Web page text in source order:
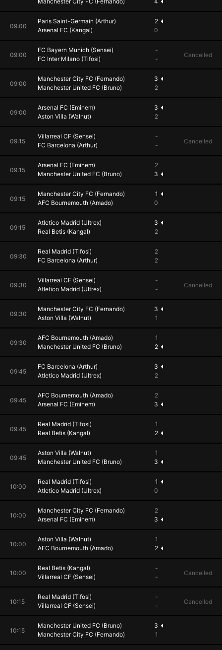
09:00
Paris Saint-Germain (Arthur)
Arsenal FC (Kangal)
2
0
09:00
FC Bayern Munich (Sensei)
FC Inter Milano (Tifosi)
-
-
Cancelled
09:00
Manchester City FC (Fernando)
Manchester United FC (Bruno)
3
2
09:00
Arsenal FC (Eminem)
Aston Villa (Walnut)
3
2
09:15
Villarreal CF (Sensei)
FC Barcelona (Arthur)
-
-
Cancelled
09:15
Arsenal FC (Eminem)
Manchester United FC (Bruno)
2
3
09:15
Manchester City FC (Fernando)
AFC Bournemouth (Amado)
1
0
09:15
Atletico Madrid (Ultrex)
Real Betis (Kangal)
3
2
09:30
Real Madrid (Tifosi)
FC Barcelona (Arthur)
2
2
09:30
Villarreal CF (Sensei)
Atletico Madrid (Ultrex)
-
-
Cancelled
09:30
Manchester City FC (Fernando)
Aston Villa (Walnut)
3
1
09:30
AFC Bournemouth (Amado)
Manchester United FC (Bruno)
1
2
09:45
FC Barcelona (Arthur)
Atletico Madrid (Ultrex)
3
2
09:45
AFC Bournemouth (Amado)
Arsenal FC (Eminem)
2
3
09:45
Real Madrid (Tifosi)
Real Betis (Kangal)
1
2
09:45
Aston Villa (Walnut)
Manchester United FC (Bruno)
1
3
10:00
Real Madrid (Tifosi)
Atletico Madrid (Ultrex)
1
0
10:00
Manchester City FC (Fernando)
Arsenal FC (Eminem)
2
3
10:00
Aston Villa (Walnut)
AFC Bournemouth (Amado)
1
2
10:00
Real Betis (Kangal)
Villarreal CF (Sensei)
-
-
Cancelled
10:15
Real Madrid (Tifosi)
Villarreal CF (Sensei)
-
-
Cancelled
10:15
Manchester United FC (Bruno)
Manchester City FC (Fernando)
3
1